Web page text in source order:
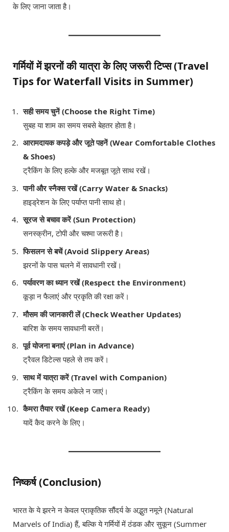
के लिए जाना जाता है।
गर्मियों में झरनों की यात्रा के लिए जरूरी टिप्स (Travel
Tips for Waterfall Visits in Summer)
सही समय चुनें (Choose the Right Time)
सुबह या शाम का समय सबसे बेहतर होता है।
आरामदायक कपड़े और जूते पहनें (Wear Comfortable Clothes
& Shoes)
ट्रैकिंग के लिए हल्के और मजबूत जूते साथ रखें।
पानी और स्नैक्स रखें (Carry Water & Snacks)
हाइड्रेशन के लिए पर्याप्त पानी साथ हो।
सूरज से बचाव करें (Sun Protection)
सनस्क्रीन, टोपी और चश्मा जरूरी है।
फिसलन से बचें (Avoid Slippery Areas)
झरनों के पास चलने में सावधानी रखें।
पर्यावरण का ध्यान रखें (Respect the Environment)
कूड़ा न फैलाएं और प्रकृति की रक्षा करें।
मौसम की जानकारी लें (Check Weather Updates)
बारिश के समय सावधानी बरतें।
पूर्व योजना बनाएं (Plan in Advance)
ट्रैवल डिटेल्स पहले से तय करें।
साथ में यात्रा करें (Travel with Companion)
ट्रैकिंग के समय अकेले न जाएं।
कैमरा तैयार रखें (Keep Camera Ready)
यादें कैद करने के लिए।
निष्कर्ष (Conclusion)
भारत के ये झरने न केवल प्राकृतिक सौंदर्य के अद्भुत नमूने (Natural
Marvels of India) हैं, बल्कि ये गर्मियों में ठंडक और सुकून (Summer